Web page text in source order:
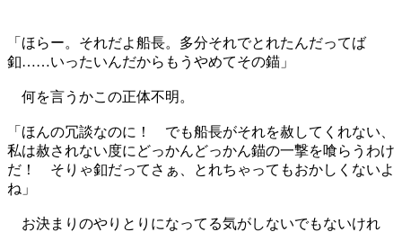
「ほらー。それだよ船長。多分それでとれたんだってば
釦……いったいんだからもうやめてその錨」
何を言うかこの正体不明。
「ほんの冗談なのに！ でも船長がそれを赦してくれない、
私は赦されない度にどっかんどっかん錨の一撃を喰らうわけ
だ！ そりゃ釦だってさぁ、とれちゃってもおかしくないよ
ね」
お決まりのやりとりになってる気がしないでもないけれ